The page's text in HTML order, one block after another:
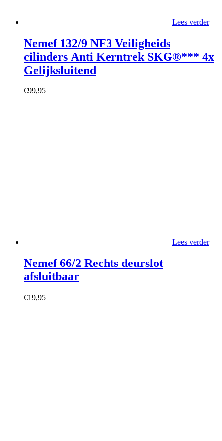
Lees verder
Nemef 132/9 NF3 Veiligheids
cilinders Anti Kerntrek SKG®*** 4x
Gelijksluitend
€99,95
Lees verder
Nemef 66/2 Rechts deurslot
afsluitbaar
€19,95